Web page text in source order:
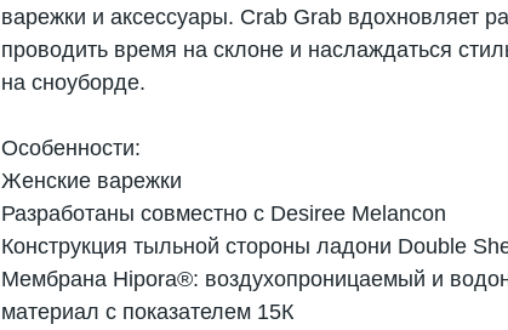
варежки и аксессуары. Crab Grab вдохновляет
проводить время на склоне и наслаждаться
на сноуборде.
Особенности:
Женские варежки
Разработаны совместно с Desiree Melancon
Конструкция тыльной стороны ладони Double
Мембрана Hipora®: воздухопроницаемый и
материал с показателем 15К